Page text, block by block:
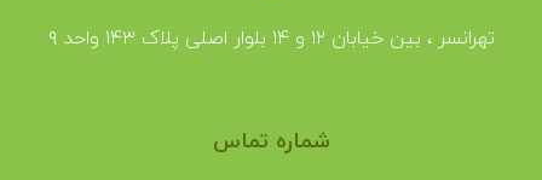
تهرانسر ، بین خیابان ۱۲ و ۱۴ بلوار اصلی پلاک ۱۴۳ واحد ۹
شماره تماس